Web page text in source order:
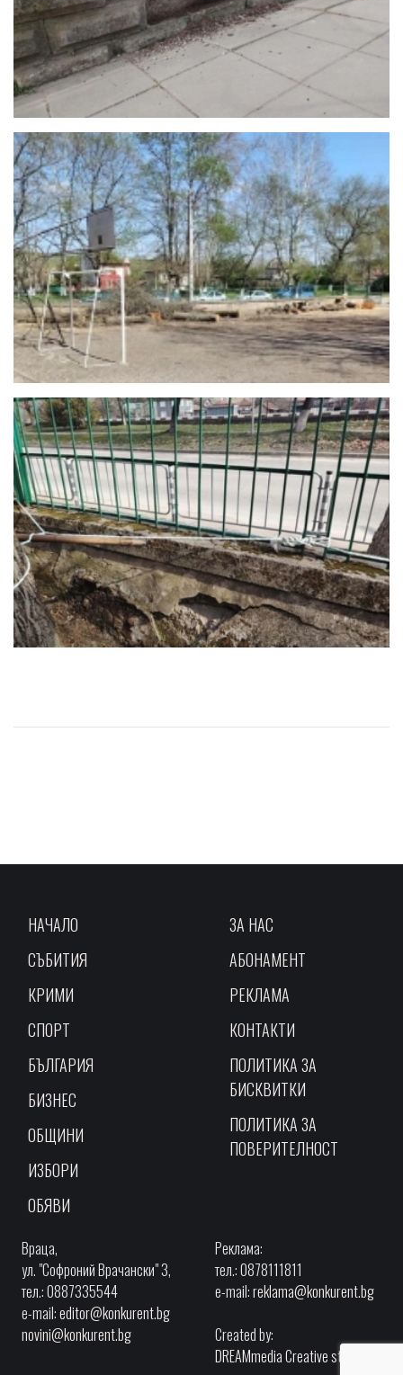
НАЧАЛО
СЪБИТИЯ
КРИМИ
СПОРТ
БЪЛГАРИЯ
БИЗНЕС
ОБЩИНИ
ИЗБОРИ
ОБЯВИ
ЗА НАС
АБОНАМЕНТ
РЕКЛАМА
КОНТАКТИ
ПОЛИТИКА ЗА
БИСКВИТКИ
ПОЛИТИКА ЗА
ПОВЕРИТЕЛНОСТ
Враца,
ул. "Софроний Врачански" 3,
тел.: 0887335544
e-mail:editor@konkurent.bg
novini@konkurent.bg
Реклама:
тел.: 0878111811
e-mail:reklama@konkurent.bg
Created by:
DREAMmedia Creative studio